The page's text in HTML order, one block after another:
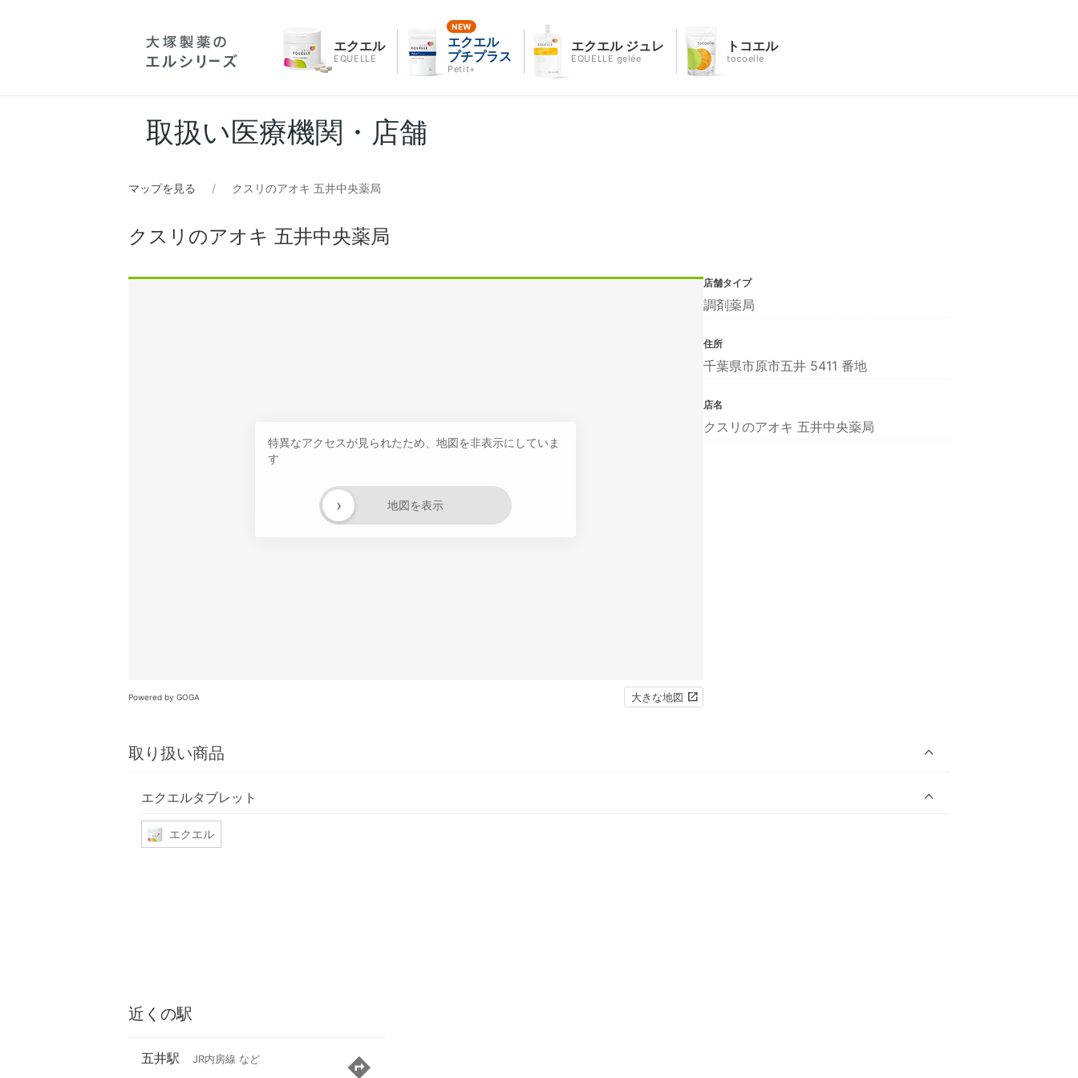
エクエル
EQUELLE
エクエル
プチプラス
Petit+
エクエル ジュレ
EQUELLE gelée
トコエル
tocoelle
取扱い医療機関・店舗
マップを見る クスリのアオキ 五井中央薬局
クスリのアオキ 五井中央薬局
特異なアクセスが見られたため、地図を非表示にしていま
す
地図を表示
›
Powered by GOGA 大きな地図
取り扱い商品
エクエルタブレット
エクエル
店舗タイプ
調剤薬局
住所
千葉県市原市五井 5411 番地
店名
クスリのアオキ 五井中央薬局
近くの駅
五井駅 JR内房線 など